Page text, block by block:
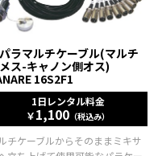
ラマルチケーブル(マルチ
ス-キャノン側オス)
16S2F1
1日レンタル料金
￥1,100 （税込み）
チケーブルからそのままミキサ